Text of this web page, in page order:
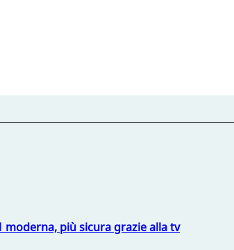
moderna, più sicura grazie alla tv